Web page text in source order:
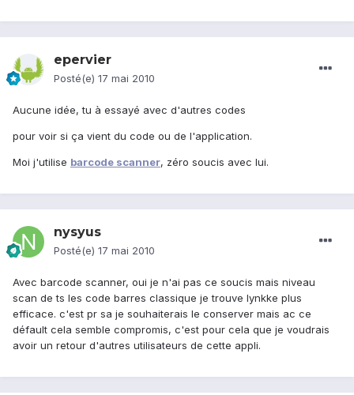
epervier
Posté(e) 17 mai 2010
Aucune idée, tu à essayé avec d'autres codes
pour voir si ça vient du code ou de l'application.
Moi j'utilise barcode scanner, zéro soucis avec lui.
nysyus
Posté(e) 17 mai 2010
Avec barcode scanner, oui je n'ai pas ce soucis mais niveau
scan de ts les code barres classique je trouve lynkke plus
efficace. c'est pr sa je souhaiterais le conserver mais ac ce
défault cela semble compromis, c'est pour cela que je voudrais
avoir un retour d'autres utilisateurs de cette appli.